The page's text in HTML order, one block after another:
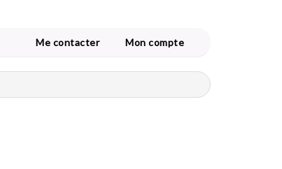
Me contacter Mon compte